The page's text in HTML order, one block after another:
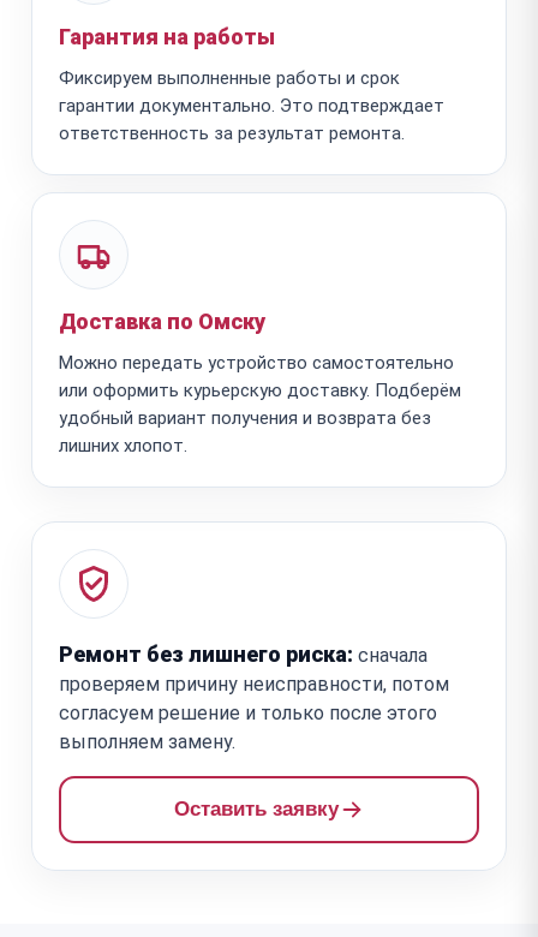
Гарантия на работы
Фиксируем выполненные работы и срок
гарантии документально. Это подтверждает
ответственность за результат ремонта.
Доставка по Омску
Можно передать устройство самостоятельно
или оформить курьерскую доставку. Подберём
удобный вариант получения и возврата без
лишних хлопот.
Ремонт без лишнего риска: сначала
проверяем причину неисправности, потом
согласуем решение и только после этого
выполняем замену.
Оставить заявку